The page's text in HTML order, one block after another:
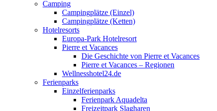
Camping
Campingplätze (Einzel)
Campingplätze (Ketten)
Hotelresorts
Europa-Park Hotelresort
Pierre et Vacances
Die Geschichte von Pierre et Vacances
Pierre et Vacances – Regionen
Wellnesshotel24.de
Ferienparks
Einzelferienparks
Ferienpark Aquadelta
Freizeitpark Slagharen